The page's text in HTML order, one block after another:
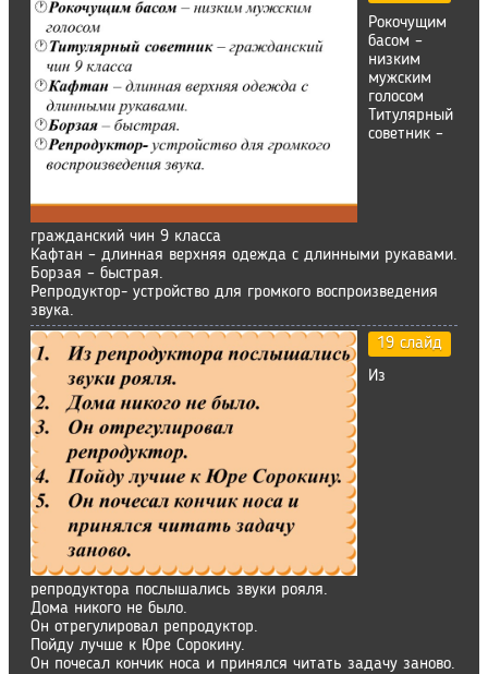
Рокочущим
басом –
низким
мужским
голосом
Титулярный
советник –
гражданский чин 9 класса
Кафтан – длинная верхняя одежда с длинными рукавами.
Борзая – быстрая.
Репродуктор- устройство для громкого воспроизведения
звука.
19 слайд
Из
репродуктора послышались звуки рояля.
Дома никого не было.
Он отрегулировал репродуктор.
Пойду лучше к Юре Сорокину.
Он почесал кончик носа и принялся читать задачу заново.